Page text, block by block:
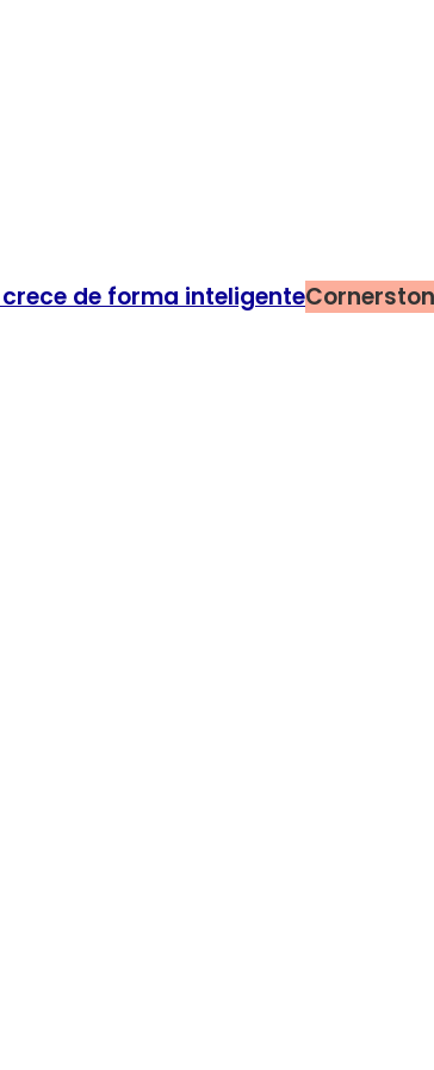
de forma inteligente